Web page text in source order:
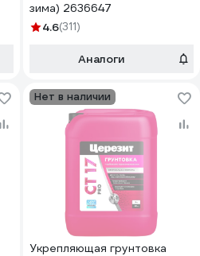
зима) 2636647
4.6(311)
Аналоги
Нет в наличии
Укрепляющая грунтовка